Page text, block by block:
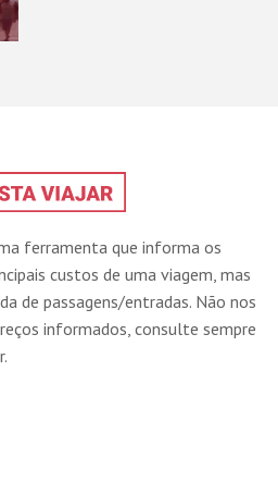
ferramenta que informa os
custos de uma viagem, mas
de passagens/entradas. Não nos
informados, consulte sempre